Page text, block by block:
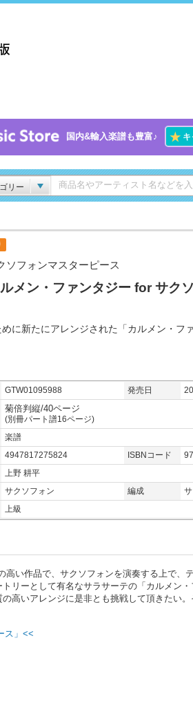
国内&輸入楽譜も豊富♪ ★キ
リー
ソフォンマスターピース
メン・ファンタジー for サク
めに新たにアレンジされた「カルメン・フ
GTW01095988 発売日
菊倍判縦/40ページ
(別冊パート譜16ページ)
楽譜
4947817275824 ISBNコード
上野 耕平
サクソフォン 編成
上級
い作品で、サクソフォンを演奏する上で、
リーとして有名なサラサーテの「カルメン・
高いアレンジに是非とも挑戦して頂きたい
ス」<<